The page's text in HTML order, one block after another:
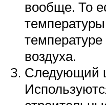
вообще. То
воздуха.
Следующий